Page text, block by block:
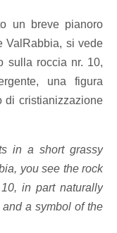
un breve pianoro
ValRabbia, si vede
sulla roccia nr. 10,
una figura
di cristianizzazione
in a short grassy
you see the rock
in part naturally
a symbol of the